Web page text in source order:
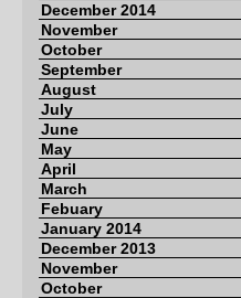
December 2014
November
October
September
August
July
June
May
April
March
Febuary
January 2014
December 2013
November
October